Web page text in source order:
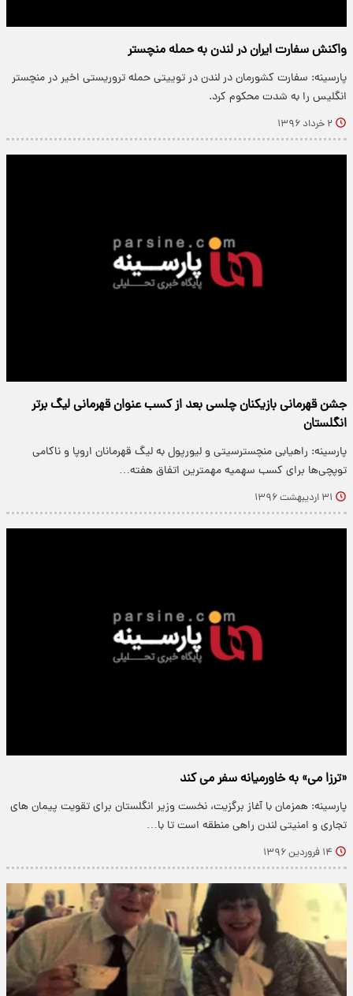
واکنش سفارت ایران در لندن به حمله‌ منچستر
پارسینه: سفارت کشورمان در لندن در توییتی حمله‌ تروریستی اخیر در منچستر
انگلیس را به شدت محکوم کرد.
۲ خرداد ۱۳۹۶
جشن قهرمانی بازیکنان چلسی بعد از کسب عنوان قهرمانی لیگ برتر
انگلستان
پارسینه: راهیابی منچسترسیتی و لیورپول به لیگ قهرمانان اروپا و ناکامی
توپچی‌‌ها برای کسب سهمیه مهمترین اتفاق هفته…
۳۱ اردیبهشت ۱۳۹۶
«ترزا می» به خاورمیانه سفر می کند
پارسینه: همزمان با آغاز برگزیت، نخست وزیر انگلستان برای تقویت پیمان های
تجاری و امنیتی لندن راهی منطقه است تا با…
۱۴ فروردین ۱۳۹۶